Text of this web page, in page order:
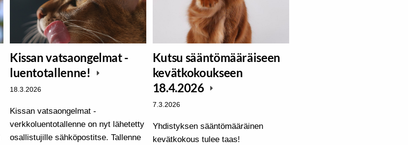
Kissan vatsaongelmat -
luentotallenne!
18.3.2026
Kissan vatsaongelmat -
verkkoluentotallenne on nyt lähetetty
osallistujille sähköpostitse. Tallenne
Kutsu sääntömääräiseen
kevätkokoukseen
18.4.2026
7.3.2026
Yhdistyksen sääntömääräinen
kevätkokous tulee taas!